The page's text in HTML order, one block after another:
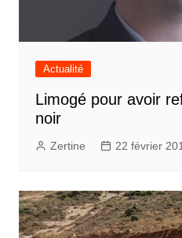
Actualité
Limogé pour avoir
noir
Zertine 22 février